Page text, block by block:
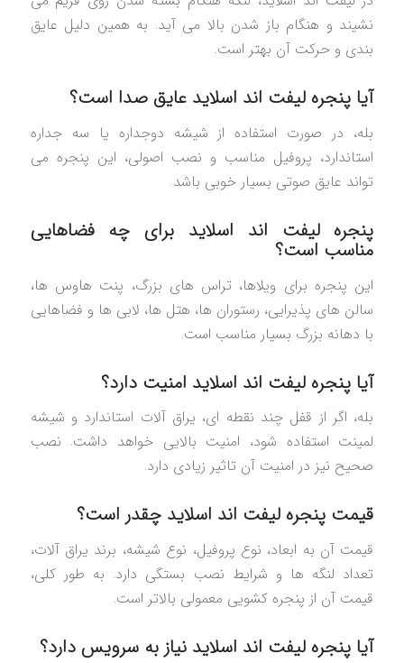
نشیند و هنگام باز شدن بالا می آید. به همین دلیل عایق
بندی و حرکت آن بهتر است.
آیا پنجره لیفت اند اسلاید عایق صدا است؟
بله، در صورت استفاده از شیشه دوجداره یا سه جداره
استاندارد، پروفیل مناسب و نصب اصولی، این پنجره می
تواند عایق صوتی بسیار خوبی باشد.
پنجره لیفت اند اسلاید برای چه فضاهایی
مناسب است؟
این پنجره برای ویلاها، تراس های بزرگ، پنت هاوس ها،
سالن های پذیرایی، رستوران ها، هتل ها، لابی ها و فضاهایی
با دهانه بزرگ بسیار مناسب است.
آیا پنجره لیفت اند اسلاید امنیت دارد؟
بله، اگر از قفل چند نقطه ای، یراق آلات استاندارد و شیشه
لمینت استفاده شود، امنیت بالایی خواهد داشت. نصب
صحیح نیز در امنیت آن تاثیر زیادی دارد.
قیمت پنجره لیفت اند اسلاید چقدر است؟
قیمت آن به ابعاد، نوع پروفیل، نوع شیشه، برند یراق آلات،
تعداد لنگه ها و شرایط نصب بستگی دارد. به طور کلی،
قیمت آن از پنجره کشویی معمولی بالاتر است.
آیا پنجره لیفت اند اسلاید نیاز به سرویس دارد؟